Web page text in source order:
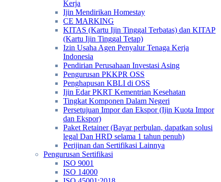
Kerja
Ijin Mendirikan Homestay
CE MARKING
KITAS (Kartu Ijin Tinggal Terbatas) dan KITAP
(Kartu Ijin Tinggal Tetap)
Izin Usaha Agen Penyalur Tenaga Kerja
Indonesia
Pendirian Perusahaan Investasi Asing
Pengurusan PKKPR OSS
Penghapusan KBLI di OSS
Ijin Edar PKRT Kementrian Kesehatan
Tingkat Komponen Dalam Negeri
Persetujuan Impor dan Ekspor (Ijin Kuota Impor
dan Ekspor)
Paket Retainer (Bayar perbulan, dapatkan solusi
legal Dan HRD selama 1 tahun penuh)
Perijinan dan Sertifikasi Lainnya
Pengurusan Sertifikasi
ISO 9001
ISO 14000